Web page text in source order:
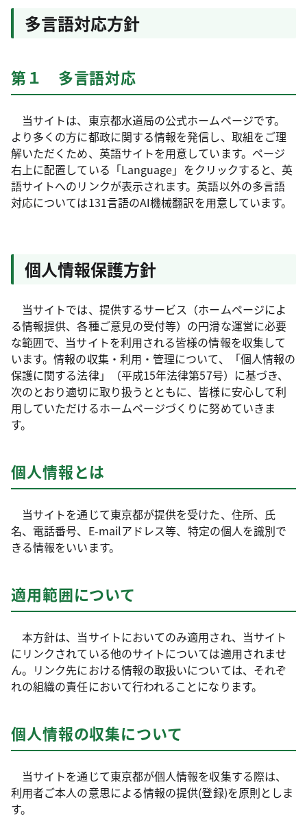
多言語対応方針
第１ 多言語対応
当サイトは、東京都水道局の公式ホームページです。
より多くの方に都政に関する情報を発信し、取組をご理
解いただくため、英語サイトを用意しています。ページ
右上に配置している「Language」をクリックすると、英
語サイトへのリンクが表示されます。英語以外の多言語
対応については131言語のAI機械翻訳を用意しています。
個人情報保護方針
当サイトでは、提供するサービス（ホームページによ
る情報提供、各種ご意見の受付等）の円滑な運営に必要
な範囲で、当サイトを利用される皆様の情報を収集して
います。情報の収集・利用・管理について、「個人情報の
保護に関する法律」（平成15年法律第57号）に基づき、
次のとおり適切に取り扱うとともに、皆様に安心して利
用していただけるホームページづくりに努めていきま
す。
個人情報とは
当サイトを通じて東京都が提供を受けた、住所、氏
名、電話番号、E-mailアドレス等、特定の個人を識別で
きる情報をいいます。
適用範囲について
本方針は、当サイトにおいてのみ適用され、当サイト
にリンクされている他のサイトについては適用されませ
ん。リンク先における情報の取扱いについては、それぞ
れの組織の責任において行われることになります。
個人情報の収集について
当サイトを通じて東京都が個人情報を収集する際は、
利用者ご本人の意思による情報の提供(登録)を原則としま
す。